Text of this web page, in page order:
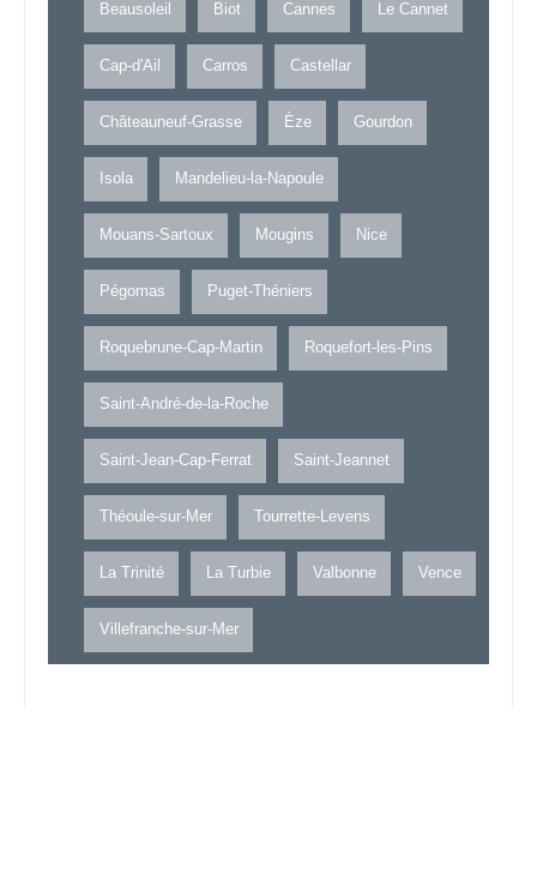
Beausoleil Biot Cannes Le Cannet
Cap-d'Ail Carros Castellar
Châteauneuf-Grasse Èze Gourdon
Isola Mandelieu-la-Napoule
Mouans-Sartoux Mougins Nice
Pégomas Puget-Théniers
Roquebrune-Cap-Martin Roquefort-les-Pins
Saint-André-de-la-Roche
Saint-Jean-Cap-Ferrat Saint-Jeannet
Théoule-sur-Mer Tourrette-Levens
La Trinité La Turbie Valbonne Vence
Villefranche-sur-Mer